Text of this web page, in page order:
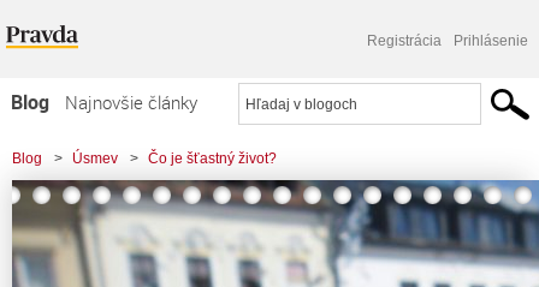
Registrácia Prihlásenie
Blog
Najnovšie články
Najčítanejšie články
Najkomentovanejšie články
Zoznam blogov
Blog > Úsmev > Čo je šťastný život?